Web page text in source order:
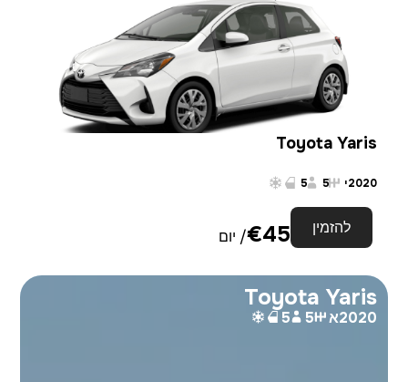
Toyota Yaris
2020 י 5
5
להזמין €45 / יום
Toyota Yaris
2020 א 5
5